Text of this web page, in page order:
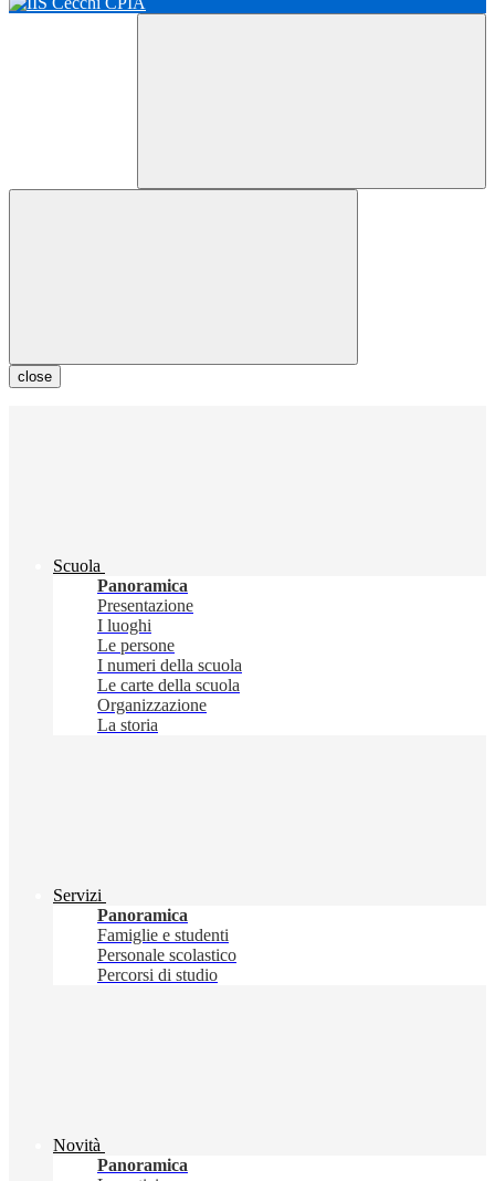
close
Scuola
Panoramica
Presentazione
I luoghi
Le persone
I numeri della scuola
Le carte della scuola
Organizzazione
La storia
Servizi
Panoramica
Famiglie e studenti
Personale scolastico
Percorsi di studio
Novità
Panoramica